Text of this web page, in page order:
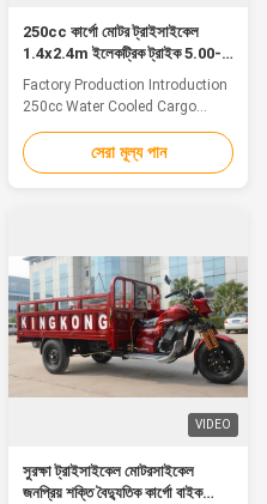
250cc কার্গো মোটর ট্রাইসাইকেল
1.4x2.4m ইলেকট্রিক ট্রাইক 5.00-
12 টায়ার গুডস শেড
Factory Production Introduction
250cc Water Cooled Cargo
Motor Tricycle 1.4*2.4m Cargo
Box 5.00-12 Tyre Goods Shed
Details: Main Technical
cooled,Singlecylinder,4-stroke
Starting Mode Kick/Electric
Clutch Manual, wet, multiple ...
সেরা মূল্য পান
VIDEO
সুরক্ষা ট্রাইসাইকেল মোটরসাইকেল
জনপ্রিয় শক্তি বৈদ্যুতিক কার্গো বাইক